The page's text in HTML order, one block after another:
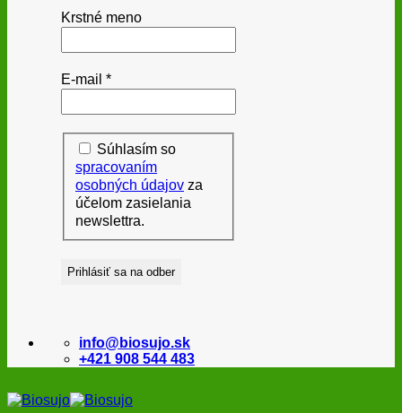
Krstné meno
E-mail *
Súhlasím so
spracovaním
osobných údajov za
účelom zasielania
newslettra.
info@biosujo.sk
+421 908 544 483